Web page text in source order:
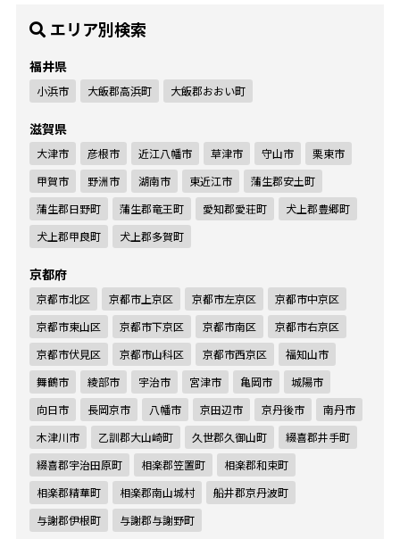
エリア別検索
福井県
小浜市 大飯郡高浜町 大飯郡おおい町
滋賀県
大津市 彦根市 近江八幡市 草津市 守山市
栗東市
甲賀市
野洲市 湖南市 東近江市
蒲生郡安土町
蒲生郡日野町
蒲生郡竜王町 愛知郡愛荘町
犬上郡豊郷町
犬上郡甲良町
犬上郡多賀町
京都府
京都市北区 京都市上京区 京都市左京区
京都市中京区
京都市東山区
京都市下京区 京都市南区
京都市右京区
京都市伏見区
京都市山科区 京都市西京区
福知山市
舞鶴市
綾部市 宇治市 宮津市 亀岡市
城陽市
向日市
長岡京市 八幡市 京田辺市 京丹後市
南丹市
木津川市
乙訓郡大山崎町 久世郡久御山町
綴喜郡井手町
綴喜郡宇治田原町
相楽郡笠置町
相楽郡和束町
相楽郡精華町
相楽郡南山城村
船井郡京丹波町
与謝郡伊根町
与謝郡与謝野町